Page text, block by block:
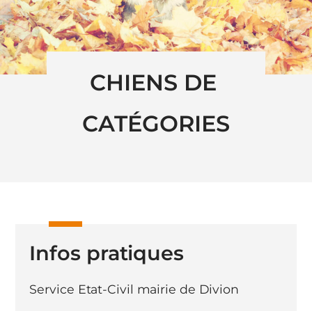
CHIENS DE
CATÉGORIES
Infos pratiques
Service Etat-Civil mairie de Divion